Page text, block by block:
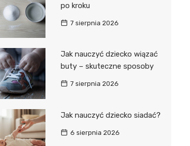
po kroku
7 sierpnia 2026
Jak nauczyć dziecko wiązać
buty – skuteczne sposoby
7 sierpnia 2026
Jak nauczyć dziecko siadać?
6 sierpnia 2026